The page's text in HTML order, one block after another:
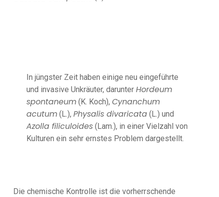
In jüngster Zeit haben einige neu eingeführte
und invasive Unkräuter, darunter Hordeum
spontaneum(K. Koch), Cynanchum
acutum(L.), Physalis divaricata(L.) und
Azolla filiculoides(Lam.), in einer Vielzahl von
Kulturen ein sehr ernstes Problem dargestellt.
Die chemische Kontrolle ist die vorherrschende